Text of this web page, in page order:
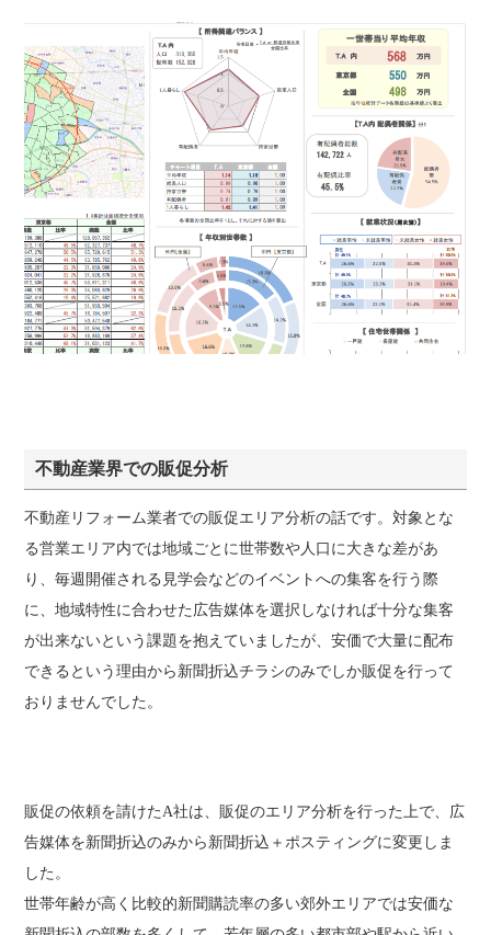
不動産業界での販促分析
不動産リフォーム業者での販促エリア分析の話です。対象とな
る営業エリア内では地域ごとに世帯数や人口に大きな差があ
り、毎週開催される見学会などのイベントへの集客を行う際
に、地域特性に合わせた広告媒体を選択しなければ十分な集客
が出来ないという課題を抱えていましたが、安価で大量に配布
できるという理由から新聞折込チラシのみでしか販促を行って
おりませんでした。
販促の依頼を請けたA社は、販促のエリア分析を行った上で、広
告媒体を新聞折込のみから新聞折込＋ポスティングに変更しま
した。
世帯年齢が高く比較的新聞購読率の多い郊外エリアでは安価な